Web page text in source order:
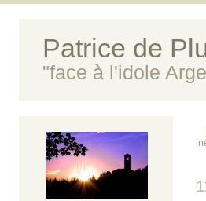
Patrice de
"face à l'idole